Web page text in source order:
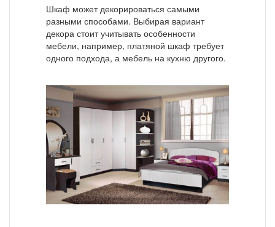
Шкаф может декорироваться самыми
разными способами. Выбирая вариант
декора стоит учитывать особенности
мебели, например, платяной шкаф требует
одного подхода, а мебель на кухню другого.